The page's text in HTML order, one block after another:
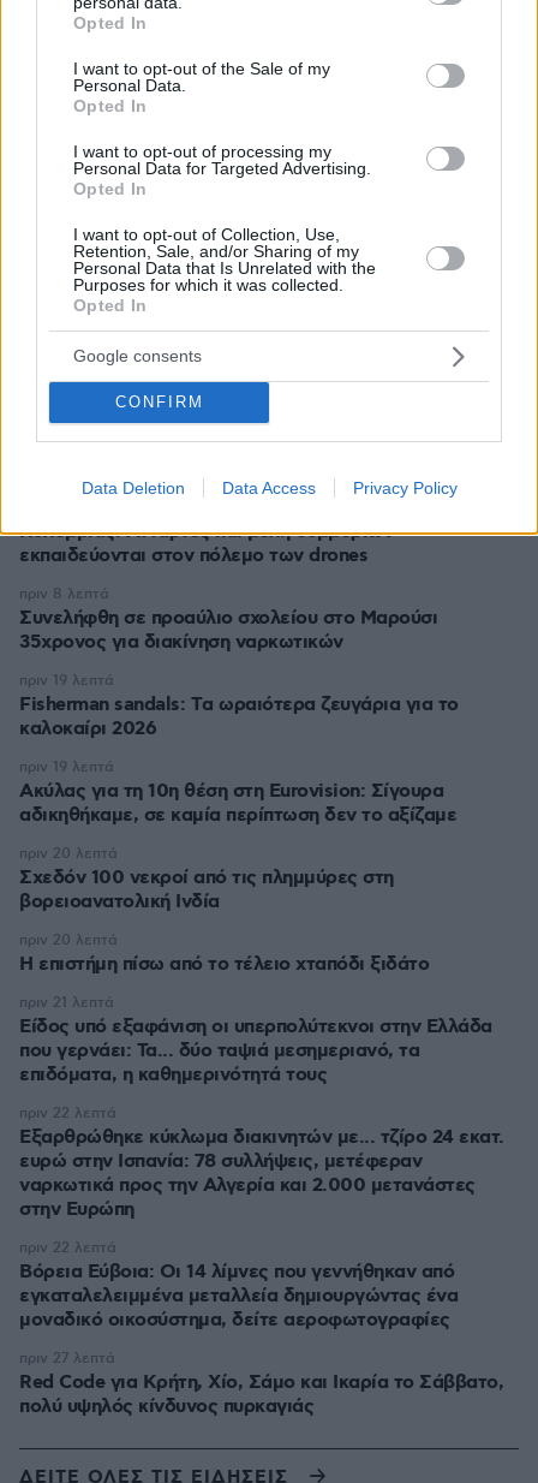
grant or deny consent to Google and its third-party tags to
use your data for below specified purposes in below Google
consent section.
Opted In
I want to opt-out of the Sale of my
Personal Data.
Opted In
I want to opt-out of processing my
Personal Data for Targeted Advertising.
Opted In
I want to opt-out of Collection, Use,
Retention, Sale, and/or Sharing of my
Personal Data that Is Unrelated with the
Purposes for which it was collected.
Opted In
Google consents
CONFIRM
Data Deletion Data Access Privacy Policy
Απομένουν 2500χαρακτήρες
* Υποχρεωτικά πεδία
ΡΟΗ ΕΙΔΗΣΕΩΝ
Ειδήσεις Δημοφιλή
Κολομβίας: Αντάρτες και μέλη συμμοριών
εκπαιδεύονται στον πόλεμο των drones
πριν 8 λεπτά
Συνελήφθη σε προαύλιο σχολείου στο Μαρούσι
35χρονος για διακίνηση ναρκωτικών
πριν 8 λεπτά
Fisherman sandals: Tα ωραιότερα ζευγάρια για το
καλοκαίρι 2026
πριν 19 λεπτά
Ακύλας για τη 10η θέση στη Eurovision: Σίγουρα
αδικηθήκαμε, σε καμία περίπτωση δεν το αξίζαμε
πριν 19 λεπτά
Σχεδόν 100 νεκροί από τις πλημμύρες στη
βορειοανατολική Ινδία
πριν 20 λεπτά
Η επιστήμη πίσω από το τέλειο χταπόδι ξιδάτο
πριν 20 λεπτά
Είδος υπό εξαφάνιση οι υπερπολύτεκνοι στην Ελλάδα
που γερνάει: Τα... δύο ταψιά μεσημεριανό, τα
επιδόματα, η καθημερινότητά τους
πριν 21 λεπτά
Εξαρθρώθηκε κύκλωμα διακινητών με... τζίρο 24 εκατ.
ευρώ στην Ισπανία: 78 συλλήψεις, μετέφεραν
ναρκωτικά προς την Αλγερία και 2.000 μετανάστες
στην Ευρώπη
πριν 22 λεπτά
Βόρεια Εύβοια: Οι 14 λίμνες που γεννήθηκαν από
εγκαταλελειμμένα μεταλλεία δημιουργώντας ένα
μοναδικό οικοσύστημα, δείτε αεροφωτογραφίες
πριν 22 λεπτά
Red Code για Κρήτη, Χίο, Σάμο και Ικαρία το Σάββατο,
πολύ υψηλός κίνδυνος πυρκαγιάς
πριν 27 λεπτά
ΔΕΙΤΕ ΟΛΕΣ ΤΙΣ ΕΙΔΗΣΕΙΣ